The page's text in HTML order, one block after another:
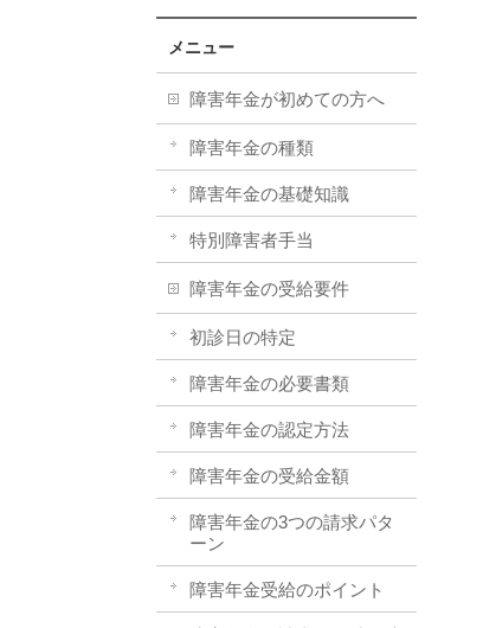
メニュー
障害年金が初めての方へ
障害年金の種類
障害年金の基礎知識
特別障害者手当
障害年金の受給要件
初診日の特定
障害年金の必要書類
障害年金の認定方法
障害年金の受給金額
障害年金の3つの請求パタ
ーン
障害年金受給のポイント